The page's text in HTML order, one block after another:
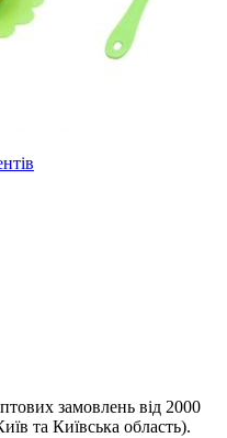
замовлень від 2000
та Київська область).